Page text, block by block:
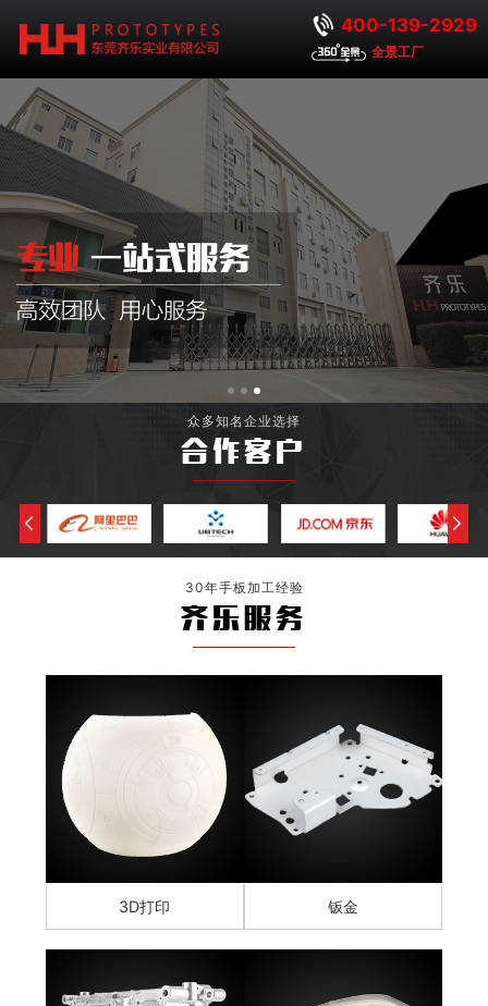
400-139-2929
全景工厂
众多知名企业选择
合作客户
30年手板加工经验
齐乐服务
3D打印 钣金